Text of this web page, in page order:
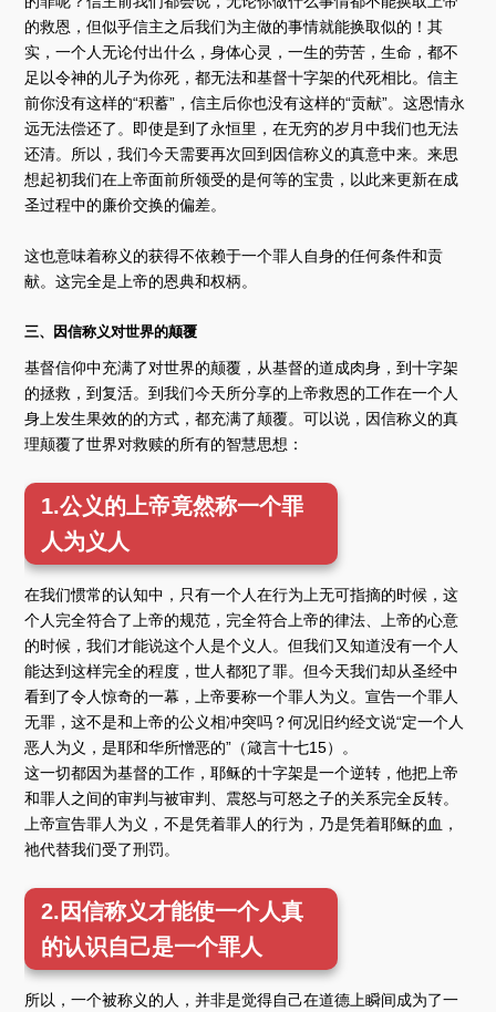
的救恩，但似乎信主之后我们为主做的事情就能换取似的！其
实，一个人无论付出什么，身体心灵，一生的劳苦，生命，都不
足以令神的儿子为你死，都无法和基督十字架的代死相比。信主
前你没有这样的“积蓄”，信主后你也没有这样的“贡献”。这恩情永
远无法偿还了。即使是到了永恒里，在无穷的岁月中我们也无法
还清。所以，我们今天需要再次回到因信称义的真意中来。来思
想起初我们在上帝面前所领受的是何等的宝贵，以此来更新在成
圣过程中的廉价交换的偏差。
这也意味着称义的获得不依赖于一个罪人自身的任何条件和贡
献。这完全是上帝的恩典和权柄。
三、因信称义对世界的颠覆
基督信仰中充满了对世界的颠覆，从基督的道成肉身，到十字架
的拯救，到复活。到我们今天所分享的上帝救恩的工作在一个人
身上发生果效的的方式，都充满了颠覆。可以说，因信称义的真
理颠覆了世界对救赎的所有的智慧思想：
1.公义的上帝竟然称一个罪
人为义人
在我们惯常的认知中，只有一个人在行为上无可指摘的时候，这
个人完全符合了上帝的规范，完全符合上帝的律法、上帝的心意
的时候，我们才能说这个人是个义人。但我们又知道没有一个人
能达到这样完全的程度，世人都犯了罪。但今天我们却从圣经中
看到了令人惊奇的一幕，上帝要称一个罪人为义。宣告一个罪人
无罪，这不是和上帝的公义相冲突吗？何况旧约经文说“定一个人
恶人为义，是耶和华所憎恶的”（箴言十七15）。
这一切都因为基督的工作，耶稣的十字架是一个逆转，他把上帝
和罪人之间的审判与被审判、震怒与可怒之子的关系完全反转。
上帝宣告罪人为义，不是凭着罪人的行为，乃是凭着耶稣的血，
祂代替我们受了刑罚。
2.因信称义才能使一个人真
的认识自己是一个罪人
所以，一个被称义的人，并非是觉得自己在道德上瞬间成为了一